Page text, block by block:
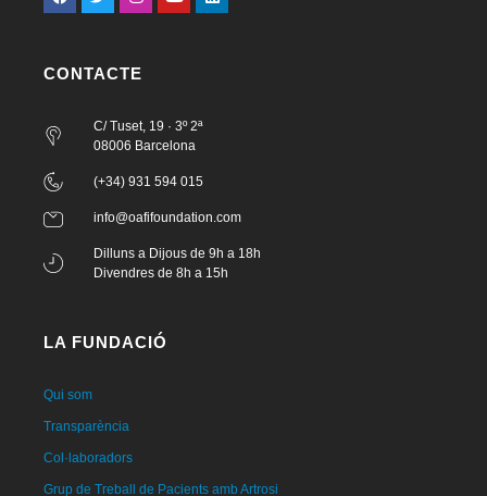
CONTACTE
C/ Tuset, 19 · 3º 2ª
08006 Barcelona
(+34) 931 594 015
info@oafifoundation.com
Dilluns a Dijous de 9h a 18h
Divendres de 8h a 15h
LA FUNDACIÓ
Qui som
Transparència
Col·laboradors
Grup de Treball de Pacients amb Artrosi